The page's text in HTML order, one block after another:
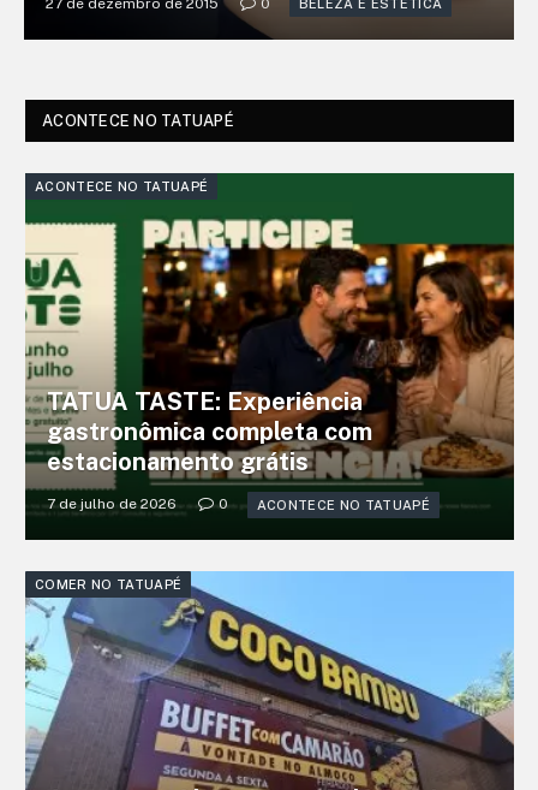
27 de dezembro de 2015 0 BELEZA E ESTÉTICA
ACONTECE NO TATUAPÉ
ACONTECE NO TATUAPÉ
TATUA TASTE: Experiência
gastronômica completa com
estacionamento grátis
7 de julho de 2026 0 ACONTECE NO TATUAPÉ
COMER NO TATUAPÉ